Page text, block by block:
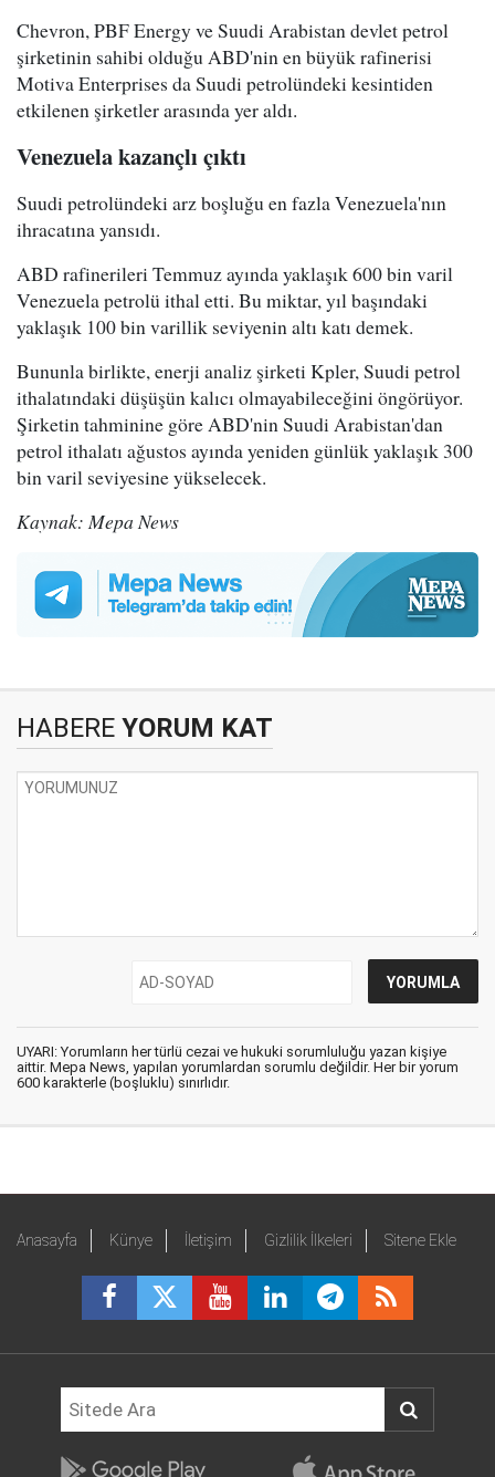
Chevron, PBF Energy ve Suudi Arabistan devlet petrol
şirketinin sahibi olduğu ABD'nin en büyük rafinerisi
Motiva Enterprises da Suudi petrolündeki kesintiden
etkilenen şirketler arasında yer aldı.
Venezuela kazançlı çıktı
Suudi petrolündeki arz boşluğu en fazla Venezuela'nın
ihracatına yansıdı.
ABD rafinerileri Temmuz ayında yaklaşık 600 bin varil
Venezuela petrolü ithal etti. Bu miktar, yıl başındaki
yaklaşık 100 bin varillik seviyenin altı katı demek.
Bununla birlikte, enerji analiz şirketi Kpler, Suudi petrol
ithalatındaki düşüşün kalıcı olmayabileceğini öngörüyor.
Şirketin tahminine göre ABD'nin Suudi Arabistan'dan
petrol ithalatı ağustos ayında yeniden günlük yaklaşık 300
bin varil seviyesine yükselecek.
Kaynak: Mepa News
HABERE YORUM KAT
UYARI: Yorumların her türlü cezai ve hukuki sorumluluğu yazan kişiye
aittir. Mepa News, yapılan yorumlardan sorumlu değildir. Her bir yorum
600 karakterle (boşluklu) sınırlıdır.
Anasayfa Künye İletişim Gizlilik İlkeleri Sitene Ekle